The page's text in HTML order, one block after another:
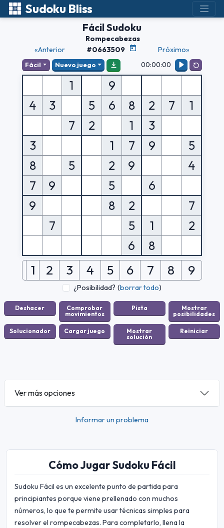
Sudoku Bliss
Fácil Sudoku
«Anterior
Rompecabezas
#0663509
Próximo»
Fácil Nuevo juego 00:00:00
1
9
4
3 5 6 8 2 7
1
7
2 1
3
3
1 7 9
5
8
5 2 9
4
7
9 5
6
9
8 2
7
7
5 1
2
6
8
1 2 3 4 5 6 7 8 9
¿Posibilidad? (borrar todo)
Ver más opciones
Informar un problema
Cómo Jugar Sudoku Fácil
Sudoku Fácil es un excelente punto de partida para
principiantes porque viene prellenado con muchos
números, lo que te permite usar técnicas simples para
resolver el rompecabezas. Para completarlo, llena la